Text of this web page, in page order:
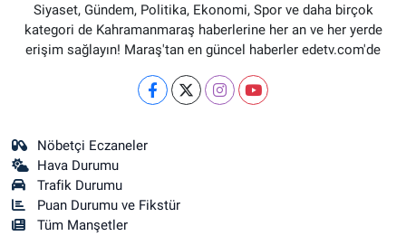
Siyaset, Gündem, Politika, Ekonomi, Spor ve daha birçok
kategori de Kahramanmaraş haberlerine her an ve her yerde
erişim sağlayın! Maraş'tan en güncel haberler edetv.com'de
Nöbetçi Eczaneler
Hava Durumu
Trafik Durumu
Puan Durumu ve Fikstür
Tüm Manşetler